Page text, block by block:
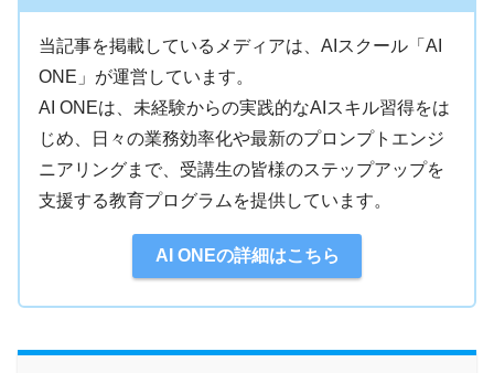
各AIツール開発元（OpenAI、Googleなど）の公
式ドキュメントや一次情報を参照
最新のプロンプトエンジニアリングやAIモデルに
関する技術的知見をもとに解説
用事例に基づくリアルな情報を掲載
当記事を掲載しているメディアは、AIスクール「AI
ONE」が運営しています。
AI ONEは、未経験からの実践的なAIスキル習得をは
じめ、日々の業務効率化や最新のプロンプトエンジ
ニアリングまで、受講生の皆様のステップアップを
支援する教育プログラムを提供しています。
AI ONEの詳細はこちら